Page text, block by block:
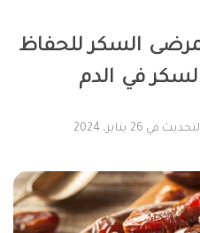
السكر للحفاظ
في الدم
في 26 يناير، 2024